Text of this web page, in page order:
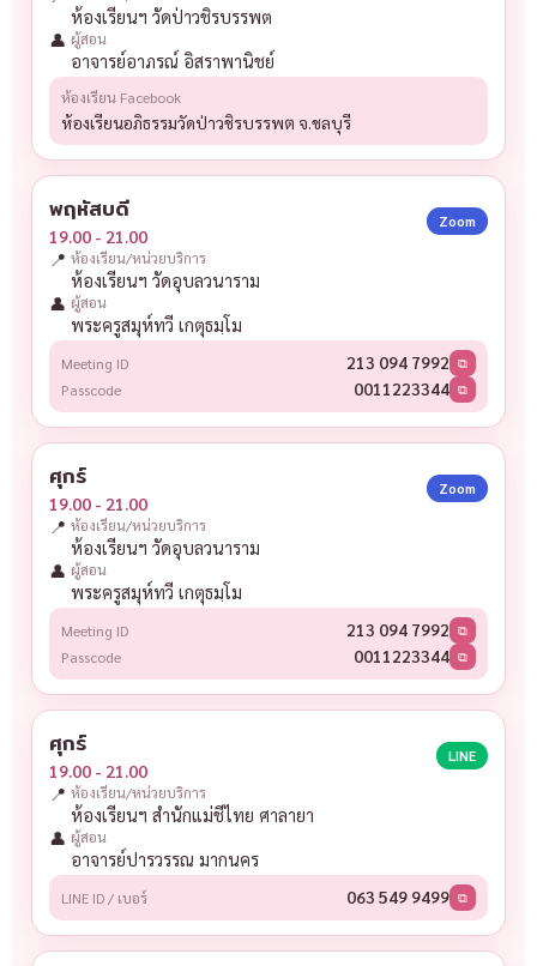
ห้องเรียนฯ วัดป่าวชิรบรรพต
👤 ผู้สอน
อาจารย์อาภรณ์ อิสราพานิชย์
ห้องเรียน Facebook
ห้องเรียนอภิธรรมวัดป่าวชิรบรรพต จ.ชลบุรี
พฤหัสบดี
19.00 - 21.00
Zoom
📍 ห้องเรียน/หน่วยบริการ
ห้องเรียนฯ วัดอุบลวนาราม
👤 ผู้สอน
พระครูสมุห์ทวี เกตุธมฺโม
Meeting ID 213 094 7992 ⧉
Passcode 0011223344 ⧉
ศุกร์
19.00 - 21.00
Zoom
📍 ห้องเรียน/หน่วยบริการ
ห้องเรียนฯ วัดอุบลวนาราม
👤 ผู้สอน
พระครูสมุห์ทวี เกตุธมฺโม
Meeting ID 213 094 7992 ⧉
Passcode 0011223344 ⧉
ศุกร์
19.00 - 21.00
LINE
📍 ห้องเรียน/หน่วยบริการ
ห้องเรียนฯ สำนักแม่ชีไทย ศาลายา
👤 ผู้สอน
อาจารย์ปารวรรณ มากนคร
LINE ID / เบอร์ 063 549 9499 ⧉